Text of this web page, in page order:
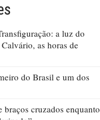
a luz do
as horas de
do Brasil e um dos
braços cruzados enquanto